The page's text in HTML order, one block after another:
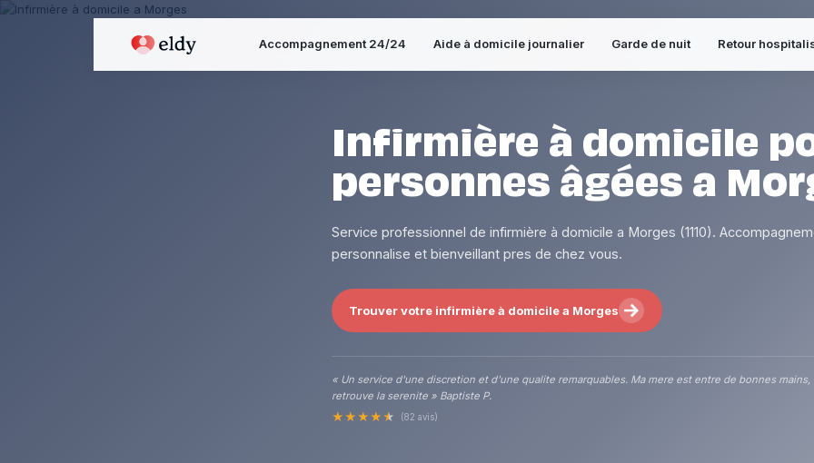
Accompagnement 24/24 Aide à domicile journalier Garde de nuit Retour
Infirmière à domicile
personnes âgées a
Service professionnel de infirmière à domicile a Morges (1110).
personnalise et bienveillant pres de chez vous.
Trouver votre infirmière à domicile a Morges
« Un service d'une discretion et d'une qualite remarquables. Ma mere est entre de bonnes mains,
retrouve la serenite » Baptiste P.
★★★★★ (82 avis)